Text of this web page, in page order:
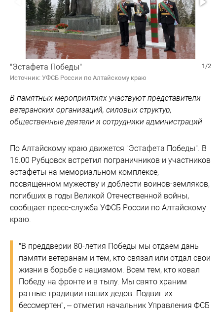
1/2
"Эстафета Победы"
Источник: УФСБ России по Алтайскому краю
В памятных мероприятиях участвуют представители
ветеранских организаций, силовых структур,
общественные деятели и сотрудники администраций
По Алтайскому краю движется "Эстафета Победы". В
16.00 Рубцовск встретил пограничников и участников
эстафеты на мемориальном комплексе,
посвящённом мужеству и доблести воинов-земляков,
погибших в годы Великой Отечественной войны,
сообщает пресс-служба УФСБ России по Алтайскому
краю.
"В преддверии 80-летия Победы мы отдаем дань
памяти ветеранам и тем, кто связал или отдал свои
жизни в борьбе с нацизмом. Всем тем, кто ковал
Победу на фронте и в тылу. Мы свято храним
ратные традиции наших дедов. Подвиг их
бессмертен", – отметил начальник Управления ФСБ